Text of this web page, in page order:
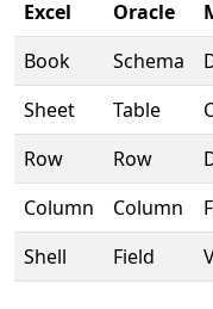
Excel Oracle
Book
Schema
Sheet
Table
Row
Row
Column
Column
Shell
Field